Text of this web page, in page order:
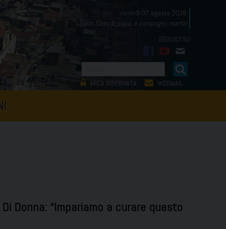
venerdì 07 agosto 2026
Santi Sisto II, papa, e compagni, martiri
facebook
youtube
mail
AREA RISERVATA WEBMAIL
Donna: “Impariamo a curare questo